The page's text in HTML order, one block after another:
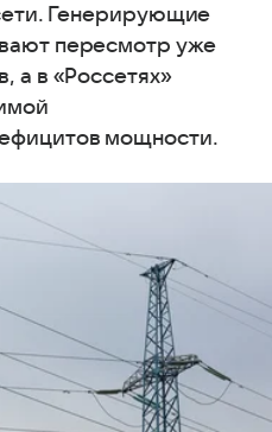
Генерирующие
пересмотр уже
а в «Россетях»
мощности.